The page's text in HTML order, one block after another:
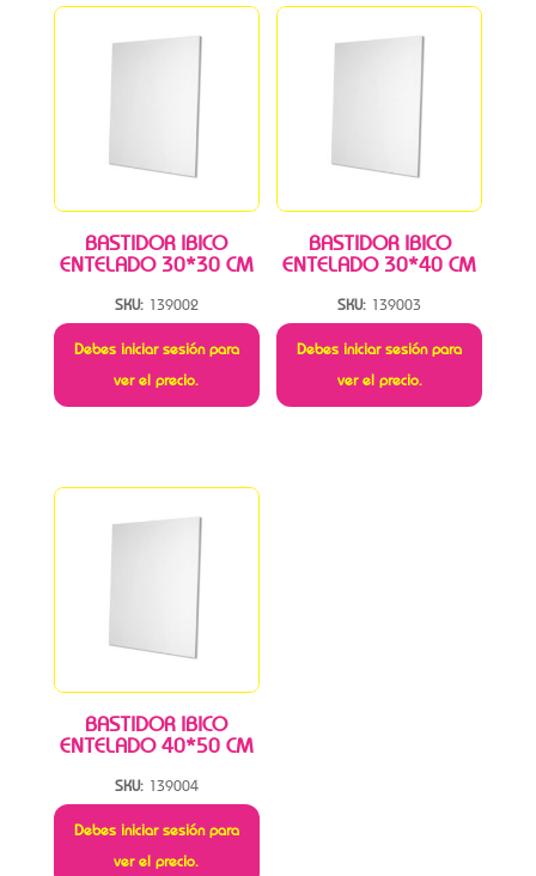
BASTIDOR IBICO
ENTELADO 30*30 CM
SKU: 139002
Debes iniciar sesión para
ver el precio.
BASTIDOR IBICO
ENTELADO 30*40 CM
SKU: 139003
Debes iniciar sesión para
ver el precio.
BASTIDOR IBICO
ENTELADO 40*50 CM
SKU: 139004
Debes iniciar sesión para
ver el precio.